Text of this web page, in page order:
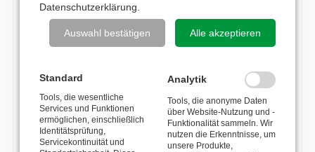
Die fahrbare Arbeitsbühne EP-Cart ist konzipiert für Pflege- und
Erntearbeiten im Gewächshaus.
Proportional-Steuerung garantiert eine konstante
Geschwindigkeit auch im unwegsamen Gelände. Ein
Nachregulieren der gewünschten Geschwindigkeit ist somit
nicht erforderlich. Die Geschwindigkeit ist stufenlos verstellbar
Datenschutzerklärung
Auswahl bestätigen Alle akzeptieren
Standard
Tools, die wesentliche
Services und Funktionen
ermöglichen, einschließlich
Identitätsprüfung,
Servicekontinuität und
Analytik
Tools, die anonyme Daten
über Website-Nutzung und -
Funktionalität sammeln. Wir
nutzen die Erkenntnisse, um
unsere Produkte,